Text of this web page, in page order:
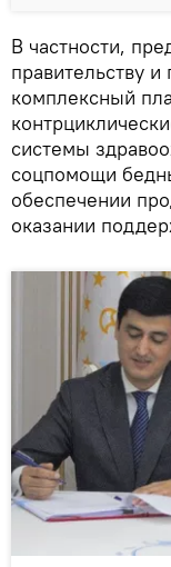
В частности,
правительству
комплексный
системы
соцпомощи
обеспечении
оказании